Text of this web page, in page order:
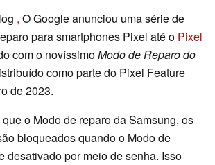
, O Google anunciou uma série de
para smartphones Pixel até o Pixel
com o novíssimoModo de Reparo do
como parte do Pixel Feature
de 2023.
o Modo de reparo da Samsung, os
bloqueados quando o Modo de
desativado por meio de senha. Isso